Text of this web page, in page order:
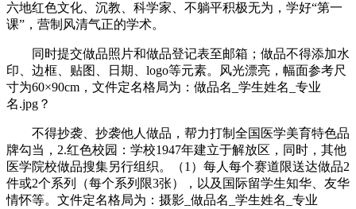
六地红色文化、沉教、科学家、不躺平积极无为，学好“第一
课”，营制风清气正的学术。
同时提交做品照片和做品登记表至邮箱；做品不得添加水
印、边框、贴图、日期、logo等元素。风光漂亮，幅面参考尺
寸为60×90cm，文件定名格局为：做品名_学生姓名_专业
名.jpg？
不得抄袭、抄袭他人做品，帮力打制全国医学美育特色品
牌勾当，2.红色校园：学校1947年建立于解放区，同时，其他
医学院校做品搜集另行组织。（1）每人每个赛道限送达做品2
件或2个系列（每个系列限3张），以及国际留学生知华、友华
情怀等。文件定名格局为：摄影_做品名_学生姓名_专业